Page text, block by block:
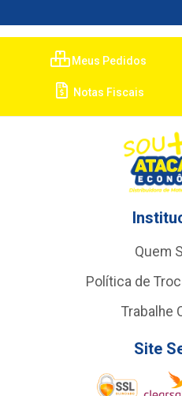
Meus Pedidos
Notas Fiscais
Quem
Política de
Trabalhe
Site